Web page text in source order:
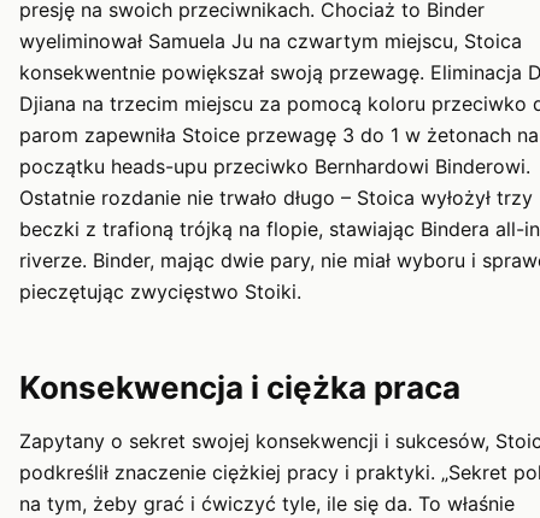
presję na swoich przeciwnikach. Chociaż to Binder
wyeliminował Samuela Ju na czwartym miejscu, Stoica
konsekwentnie powiększał swoją przewagę. Eliminacja
Djiana na trzecim miejscu za pomocą koloru przeciwko
parom zapewniła Stoice przewagę 3 do 1 w żetonach na
początku heads-upu przeciwko Bernhardowi Binderowi.
Ostatnie rozdanie nie trwało długo – Stoica wyłożył trzy
beczki z trafioną trójką na flopie, stawiając Bindera all-
riverze. Binder, mając dwie pary, nie miał wyboru i
pieczętując zwycięstwo Stoiki.
Konsekwencja i ciężka praca
Zapytany o sekret swojej konsekwencji i sukcesów,
podkreślił znaczenie ciężkiej pracy i praktyki. „Sekret
na tym, żeby grać i ćwiczyć tyle, ile się da. To właśnie